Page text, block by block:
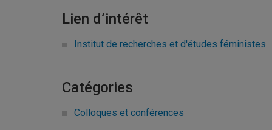
Lien d’intérêt
Institut de recherches et d'études féministes
Catégories
Colloques et conférences